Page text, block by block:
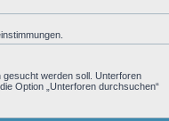
werden soll. Unterforen
Option „Unterforen durchsuchen“